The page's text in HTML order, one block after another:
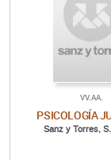
VV.AA.
PSICOLOGÍA
Sanz y Torres,